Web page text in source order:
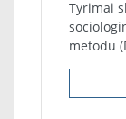
Tyrimai
metodu